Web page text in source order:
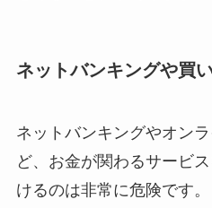
ネットバンキングや買
ネットバンキングやオン
ど、お金が関わるサービ
けるのは非常に危険です。